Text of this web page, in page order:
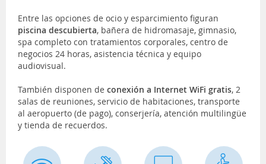
Entre las opciones de ocio y esparcimiento figuran
piscina descubierta, bañera de hidromasaje, gimnasio,
spa completo con tratamientos corporales, centro de
negocios 24 horas, asistencia técnica y equipo
audiovisual.
También disponen de conexión a Internet WiFi gratis, 2
salas de reuniones, servicio de habitaciones, transporte
al aeropuerto (de pago), conserjería, atención multilingüe
y tienda de recuerdos.